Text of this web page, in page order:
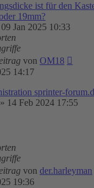
ist für den
19mm?
09 Jan 2025 10:33
von OM18
14:17
sprinter-
» 14 Feb 2024 17:55
von der.harleyman
19:36